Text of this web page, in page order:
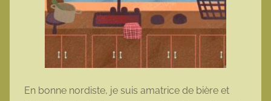
En bonne nordiste, je suis amatrice de bière et